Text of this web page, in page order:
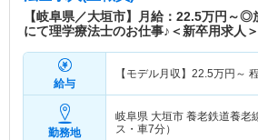
【岐阜県／大垣市】月給：22.5万円～◎
にて理学療法士のお仕事♪＜新卒用求人＞
給与
【モデル月収】 22.5万円～
勤務地
岐阜県 大垣市 養老鉄道養老
ス・車7分）